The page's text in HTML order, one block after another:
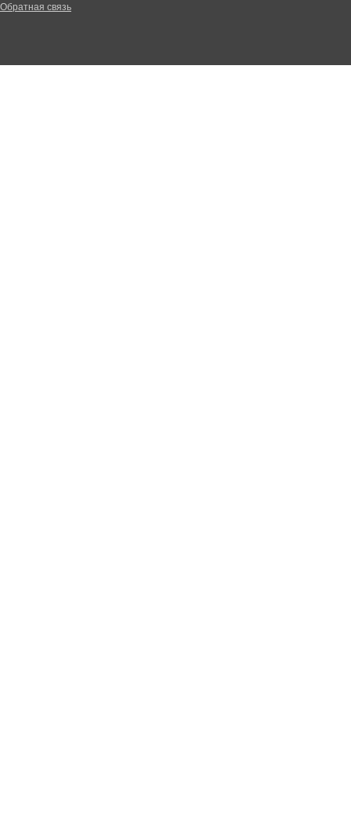
Обратная связь